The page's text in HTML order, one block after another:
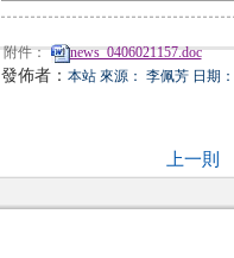
附件： news_0406021157.doc
發佈者： 本站 來源： 李佩芳 日期：
上一則